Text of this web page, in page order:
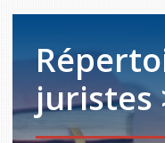
juristes